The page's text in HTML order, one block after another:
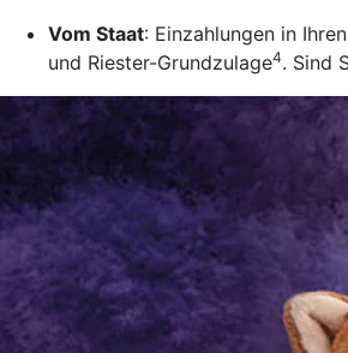
Vom Staat: Einzahlungen in
und Riester-Grundzulage4. Sind